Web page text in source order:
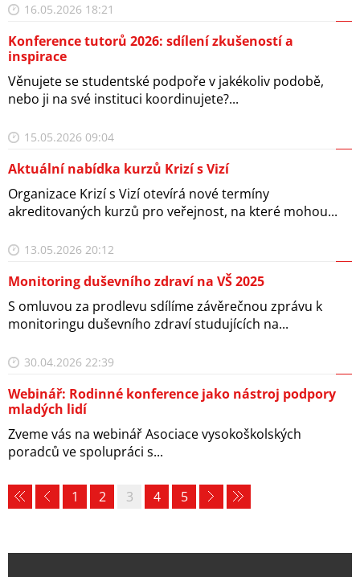
16.05.2026 18:21
Konference tutorů 2026: sdílení zkušeností a
inspirace
Věnujete se studentské podpoře v jakékoliv podobě,
nebo ji na své instituci koordinujete?...
15.05.2026 09:04
Aktuální nabídka kurzů Krizí s Vizí
Organizace Krizí s Vizí otevírá nové termíny
akreditovaných kurzů pro veřejnost, na které mohou...
13.05.2026 20:12
Monitoring duševního zdraví na VŠ 2025
S omluvou za prodlevu sdílíme závěrečnou zprávu k
monitoringu duševního zdraví studujících na...
30.04.2026 22:39
Webinář: Rodinné konference jako nástroj podpory
mladých lidí
Zveme vás na webinář Asociace vysokoškolských
poradců ve spolupráci s...
1 2 3 4 5